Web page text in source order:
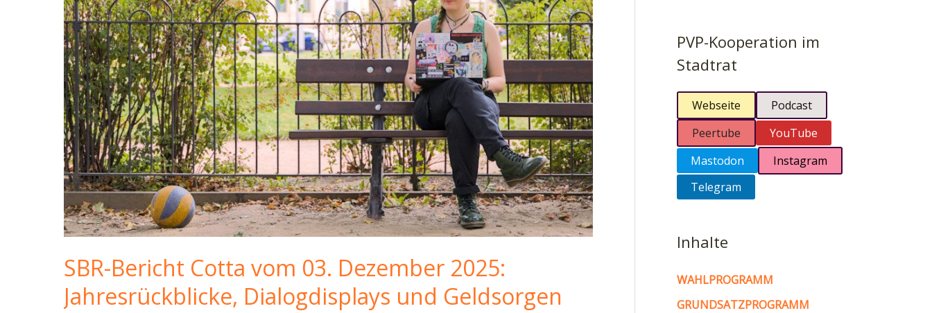
SBR-Bericht Cotta vom 03. Dezember 2025:
Jahresrückblicke, Dialogdisplays und Geldsorgen
PVP-Kooperation im
Stadtrat
Webseite
Podcast
Peertube
YouTube
Mastodon
Instagram
Telegram
Inhalte
WAHLPROGRAMM
GRUNDSATZPROGRAMM